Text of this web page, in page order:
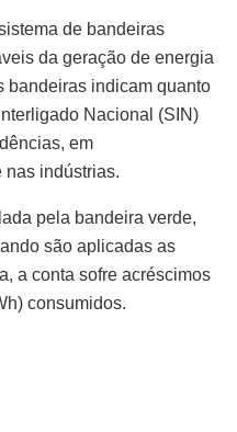
de bandeiras
da geração de energia
bandeiras indicam quanto
Nacional (SIN)
em
nas indústrias.
pela bandeira verde,
são aplicadas as
a conta sofre acréscimos
consumidos.